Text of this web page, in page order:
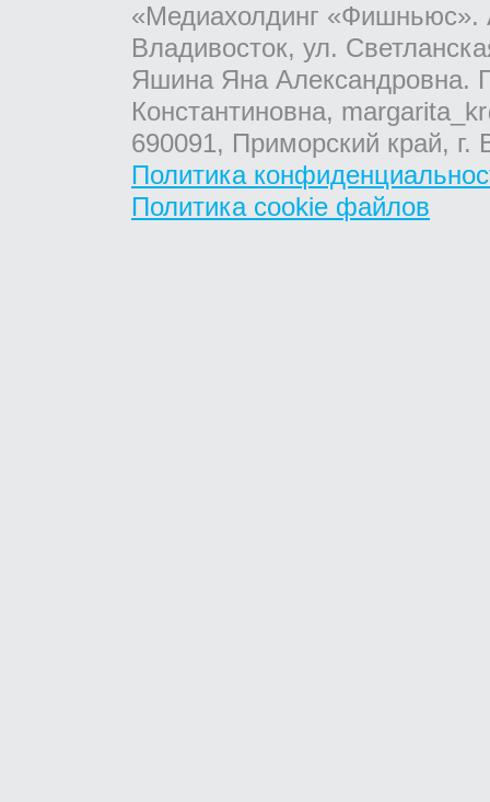
«Медиахолдинг «Фишньюс».
Владивосток, ул.
Яшина Яна Александровна.
Константиновна,
690091, Приморский край,
Политика
Политика cookie файлов